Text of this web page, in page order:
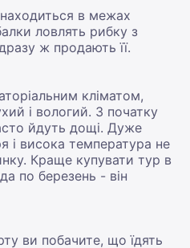
в межах
ловлять рибку з
ж продають її.
кліматом,
і вологий. З початку
йдуть дощі. Дуже
і висока температура не
Краще купувати тур в
по березень - він
ви побачите, що їдять